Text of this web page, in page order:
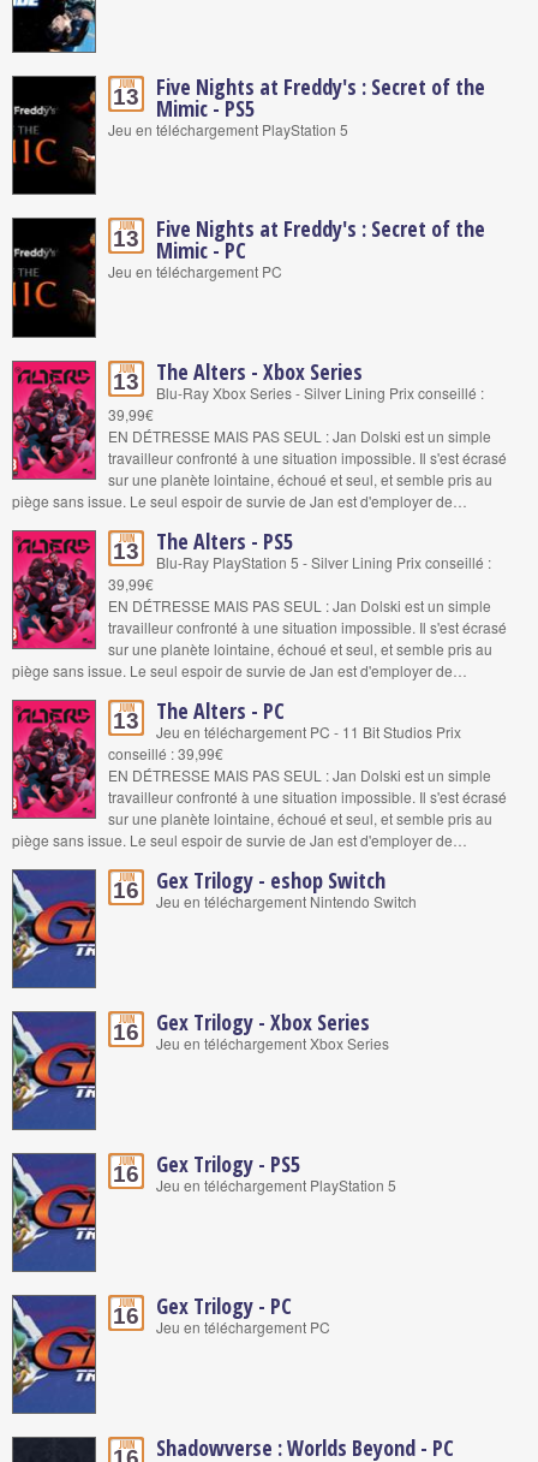
Juin
13 Five Nights at Freddy's : Secret of the
Mimic - PS5
Jeu en téléchargement PlayStation 5
Juin
13 Five Nights at Freddy's : Secret of the
Mimic - PC
Jeu en téléchargement PC
Juin
13 The Alters - Xbox Series
Blu-Ray Xbox Series - Silver Lining Prix conseillé :
39,99€
EN DÉTRESSE MAIS PAS SEUL : Jan Dolski est un simple
travailleur confronté à une situation impossible. Il s'est écrasé
sur une planète lointaine, échoué et seul, et semble pris au
piège sans issue. Le seul espoir de survie de Jan est d'employer de…
Juin
13 The Alters - PS5
Blu-Ray PlayStation 5 - Silver Lining Prix conseillé :
39,99€
EN DÉTRESSE MAIS PAS SEUL : Jan Dolski est un simple
travailleur confronté à une situation impossible. Il s'est écrasé
sur une planète lointaine, échoué et seul, et semble pris au
piège sans issue. Le seul espoir de survie de Jan est d'employer de…
Juin
13 The Alters - PC
Jeu en téléchargement PC - 11 Bit Studios Prix
conseillé : 39,99€
EN DÉTRESSE MAIS PAS SEUL : Jan Dolski est un simple
travailleur confronté à une situation impossible. Il s'est écrasé
sur une planète lointaine, échoué et seul, et semble pris au
piège sans issue. Le seul espoir de survie de Jan est d'employer de…
Juin
16 Gex Trilogy - eshop Switch
Jeu en téléchargement Nintendo Switch
Juin
16 Gex Trilogy - Xbox Series
Jeu en téléchargement Xbox Series
Juin
16 Gex Trilogy - PS5
Jeu en téléchargement PlayStation 5
Juin
16 Gex Trilogy - PC
Jeu en téléchargement PC
Juin Shadowverse : Worlds Beyond - PC